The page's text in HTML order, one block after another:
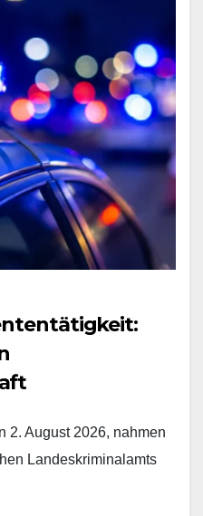
2. August 2026, nahmen
Landeskriminalamts